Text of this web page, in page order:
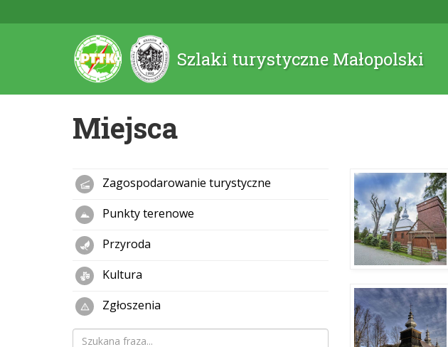
Szlaki turystyczne Małopolski
Miejsca
Zagospodarowanie turystyczne
Punkty terenowe
Przyroda
Kultura
Zgłoszenia